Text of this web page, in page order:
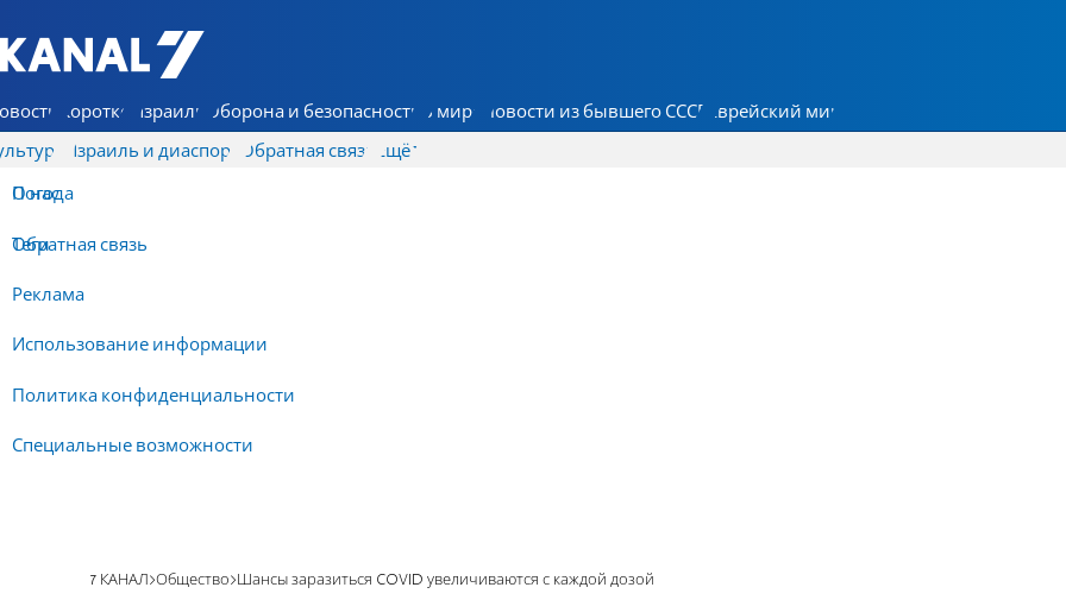
7 КАНАЛ - Аруц Шева
Коротко Израиль Оборона и безопасность В мире Новости из бывшего СССР Еврейский мир
Израиль и диаспора Обратная связь
О нас
Обратная связь
Реклама
Использование информации
Политика конфиденциальности
Специальные возможности
Ещё
Погода
Теги
7 КАНАЛ Общество Шансы заразиться COVID увеличиваются с каждой дозой